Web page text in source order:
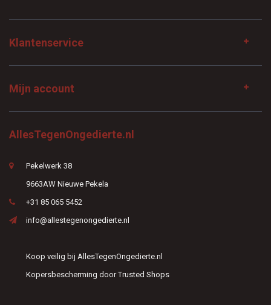
Klantenservice
Mijn account
AllesTegenOngedierte.nl
Pekelwerk 38
9663AW Nieuwe Pekela
+31 85 065 5452
info@allestegenongedierte.nl
Koop veilig bij AllesTegenOngedierte.nl
Kopersbescherming door Trusted Shops